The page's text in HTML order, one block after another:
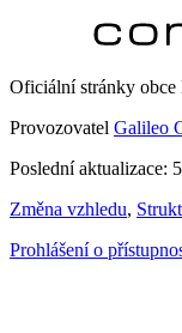
Oficiální stránky
Provozovatel Galileo
Poslední aktualizace:
Změna vzhledu,
Prohlášení o